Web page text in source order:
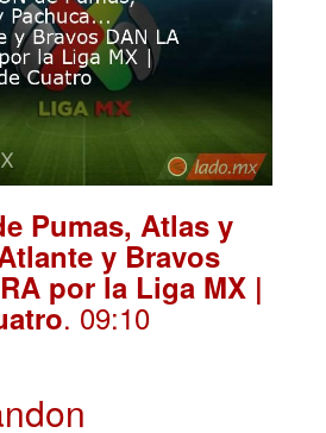
Pumas, Atlas y
y Bravos
por la Liga MX |
. 09:10